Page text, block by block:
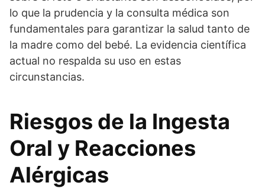
lo que la prudencia y la consulta médica son
fundamentales para garantizar la salud tanto de
la madre como del bebé. La evidencia científica
actual no respalda su uso en estas
circunstancias.
Riesgos de la Ingesta
Oral y Reacciones
Alérgicas